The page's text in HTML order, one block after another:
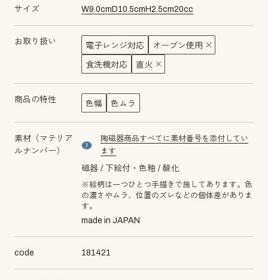
サイズ W9.0cm D10.5cm H2.5cm20cc
お取り扱い 電子レンジ対応 オーブン使用
食洗機対応 直火
商品の特性 色幅 色ムラ
素材（マテリア
ルナンバー）
material number7
陶磁器商品すべてに素材番号を添付してい
ます
磁器 下絵付・色釉 酸化
※絵柄は一つひとつ手描きで施してあります。色
の濃さやムラ、位置のズレなどの個体差がありま
す。
made in JAPAN
code 181421